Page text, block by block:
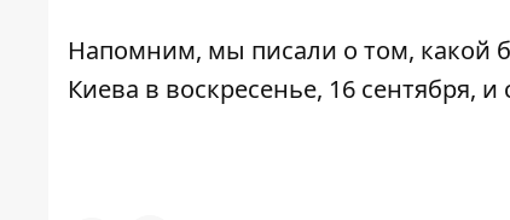
Напомним, мы писали о том, какой
Киева в воскресенье, 16 сентября,